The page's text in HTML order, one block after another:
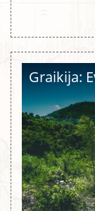
Graikija: